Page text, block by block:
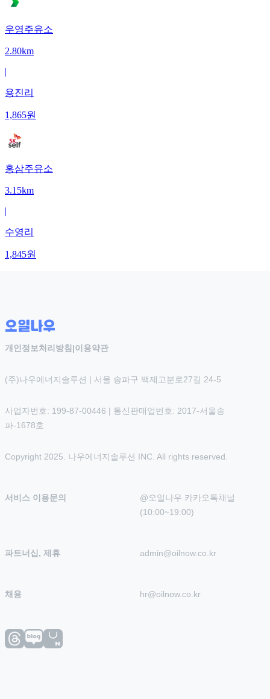
우영주유소
2.80km
|
용진리
1,865원
홍삼주유소
3.15km
|
수영리
1,845원
개인정보처리방침|이용약관
(주)나우에너지솔루션 | 서울 송파구 백제고분로27길 24-5
사업자번호: 199-87-00446 | 통신판매업번호: 2017-서울송
파-1678호
Copyright 2025. 나우에너지솔루션 INC. All rights reserved.
서비스 이용문의
@오일나우 카카오톡채널
(10:00~19:00)
파트너십, 제휴 admin@oilnow.co.kr
채용 hr@oilnow.co.kr